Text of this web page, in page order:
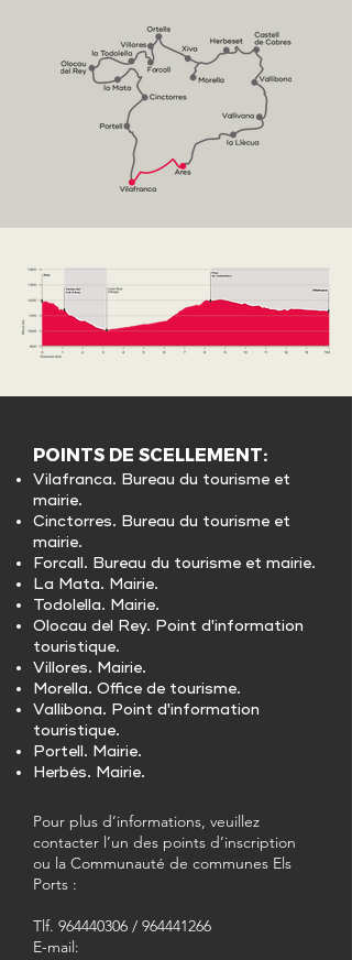
POINTS DE SCELLEMENT:
Vilafranca. Bureau du tourisme et
mairie.
Cinctorres. Bureau du tourisme et
mairie.
Forcall. Bureau du tourisme et mairie.
La Mata. Mairie.
Todolella. Mairie.
Olocau del Rey. Point d'information
touristique.
Villores. Mairie.
Morella. Office de tourisme.
Vallibona. Point d'information
touristique.
Portell. Mairie.
Herbés. Mairie.
Pour plus d’informations, veuillez
contacter l’un des points d’inscription
ou la Communauté de communes Els
Ports :
Tlf. 964440306 / 964441266
E-mail: